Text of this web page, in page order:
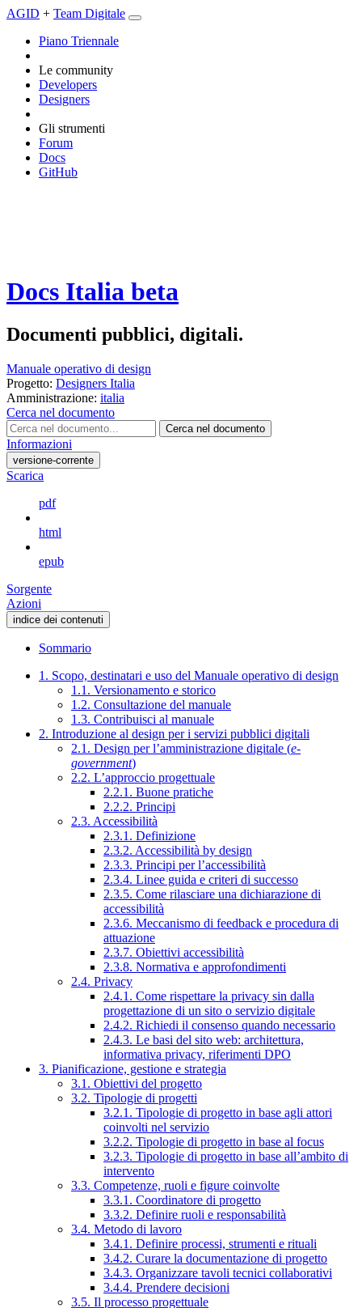
AGID + Team Digitale
Piano Triennale
Le community
Developers
Designers
Gli strumenti
Forum
Docs
GitHub
Docs Italia beta
Documenti pubblici, digitali.
Manuale operativo di design
Progetto: Designers Italia
Amministrazione: italia
Cerca nel documento
Cerca nel documento
Informazioni
versione-corrente
Scarica
pdf
html
epub
Sorgente
Azioni
indice dei contenuti
Sommario
1. Scopo, destinatari e uso del Manuale operativo di design
1.1. Versionamento e storico
1.2. Consultazione del manuale
1.3. Contribuisci al manuale
2. Introduzione al design per i servizi pubblici digitali
2.1. Design per l’amministrazione digitale (e-
government)
2.2. L’approccio progettuale
2.2.1. Buone pratiche
2.2.2. Principi
2.3. Accessibilità
2.3.1. Definizione
2.3.2. Accessibilità by design
2.3.3. Principi per l’accessibilità
2.3.4. Linee guida e criteri di successo
2.3.5. Come rilasciare una dichiarazione di
accessibilità
2.3.6. Meccanismo di feedback e procedura di
attuazione
2.3.7. Obiettivi accessibilità
2.3.8. Normativa e approfondimenti
2.4. Privacy
2.4.1. Come rispettare la privacy sin dalla
progettazione di un sito o servizio digitale
2.4.2. Richiedi il consenso quando necessario
2.4.3. Le basi del sito web: architettura,
informativa privacy, riferimenti DPO
3. Pianificazione, gestione e strategia
3.1. Obiettivi del progetto
3.2. Tipologie di progetti
3.2.1. Tipologie di progetto in base agli attori
coinvolti nel servizio
3.2.2. Tipologie di progetto in base al focus
3.2.3. Tipologie di progetto in base all’ambito di
intervento
3.3. Competenze, ruoli e figure coinvolte
3.3.1. Coordinatore di progetto
3.3.2. Definire ruoli e responsabilità
3.4. Metodo di lavoro
3.4.1. Definire processi, strumenti e rituali
3.4.2. Curare la documentazione di progetto
3.4.3. Organizzare tavoli tecnici collaborativi
3.4.4. Prendere decisioni
3.5. Il processo progettuale